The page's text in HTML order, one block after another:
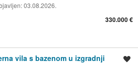
03.08.2026.
330.000 €
vila s bazenom u izgradnji